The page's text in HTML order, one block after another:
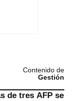
Contenido de
Gestión
de tres AFP se